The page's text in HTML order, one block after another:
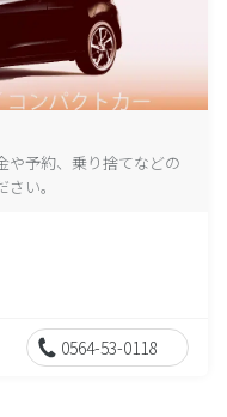
や予約、乗り捨てなどの
い。
0564-53-0118